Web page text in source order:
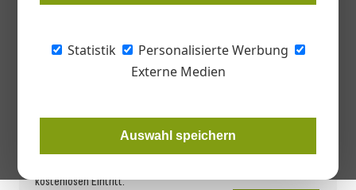
Statistik
Personalisierte Werbung
Externe Medien
Auswahl speichern
Werbung
Hochwertige Produktinnovationen auf der
Entdecken Sie am 16. & 17. September mehr als 350 sorgfältig
kostenlosen Eintritt.